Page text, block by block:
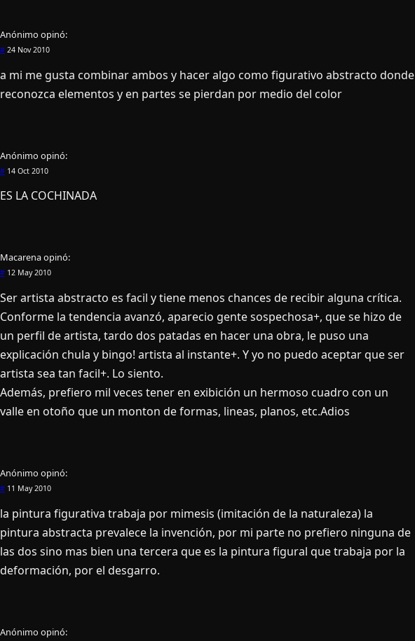
Anónimo opinó:
# 24 Nov 2010
a mi me gusta combinar ambos y hacer algo como figurativo abstracto donde
reconozca elementos y en partes se pierdan por medio del color
Anónimo opinó:
# 14 Oct 2010
ES LA COCHINADA
Macarenaopinó:
# 12 May 2010
Ser artista abstracto es facil y tiene menos chances de recibir alguna crí­tica.
Conforme la tendencia avanzó, aparecio gente sospechosa+, que se hizo de
un perfil de artista, tardo dos patadas en hacer una obra, le puso una
explicación chula y bingo! artista al instante+. Y yo no puedo aceptar que ser
artista sea tan facil+. Lo siento.
Además, prefiero mil veces tener en exibición un hermoso cuadro con un
valle en otoño que un monton de formas, lineas, planos, etc.Adios
Anónimo opinó:
# 11 May 2010
la pintura figurativa trabaja por mimesis (imitación de la naturaleza) la
pintura abstracta prevalece la invención, por mi parte no prefiero ninguna de
las dos sino mas bien una tercera que es la pintura figural que trabaja por la
deformación, por el desgarro.
Anónimo opinó: